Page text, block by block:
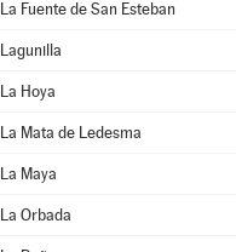
La Fuente de San Esteban
Lagunilla
La Hoya
La Mata de Ledesma
La Maya
La Orbada